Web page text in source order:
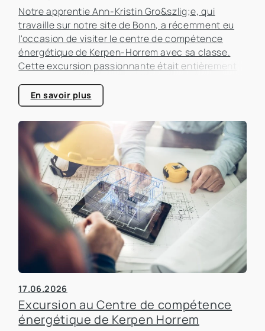
Notre apprentie Ann-Kristin Gro&szlig;e, qui
travaille sur notre site de Bonn, a récemment eu
l'occasion de visiter le centre de compétence
énergétique de Kerpen-Horrem avec sa classe.
Cette excursion passionnante était entièrement
bâtiments, un sujet qui prend de plus en plus
d'importance dans le secteur immobilier.
En savoir plus
17.06.2026
Excursion au Centre de compétence
énergétique de Kerpen Horrem